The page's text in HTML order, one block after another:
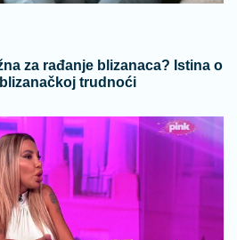
za rađanje blizanaca? Istina o
trudnoći